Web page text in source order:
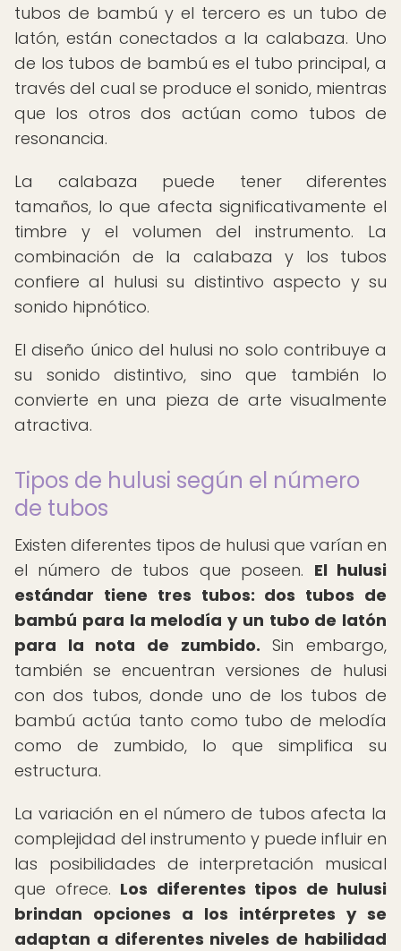
tubos de bambú y el tercero es un tubo de
latón, están conectados a la calabaza. Uno
de los tubos de bambú es el tubo principal, a
través del cual se produce el sonido, mientras
que los otros dos actúan como tubos de
resonancia.
La calabaza puede tener diferentes
tamaños, lo que afecta significativamente el
timbre y el volumen del instrumento. La
combinación de la calabaza y los tubos
confiere al hulusi su distintivo aspecto y su
sonido hipnótico.
El diseño único del hulusi no solo contribuye a
su sonido distintivo, sino que también lo
convierte en una pieza de arte visualmente
atractiva.
Tipos de hulusi según el número
de tubos
Existen diferentes tipos de hulusi que varían en
el número de tubos que poseen. El hulusi
estándar tiene tres tubos: dos tubos de
bambú para la melodía y un tubo de latón
para la nota de zumbido. Sin embargo,
también se encuentran versiones de hulusi
con dos tubos, donde uno de los tubos de
bambú actúa tanto como tubo de melodía
como de zumbido, lo que simplifica su
estructura.
La variación en el número de tubos afecta la
complejidad del instrumento y puede influir en
las posibilidades de interpretación musical
que ofrece. Los diferentes tipos de hulusi
brindan opciones a los intérpretes y se
adaptan a diferentes niveles de habilidad